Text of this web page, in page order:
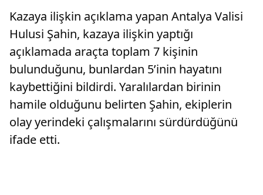
Kazaya ilişkin açıklama yapan Antalya Valisi
Hulusi Şahin, kazaya ilişkin yaptığı
açıklamada araçta toplam 7 kişinin
bulunduğunu, bunlardan 5’inin hayatını
kaybettiğini bildirdi. Yaralılardan birinin
hamile olduğunu belirten Şahin, ekiplerin
olay yerindeki çalışmalarını sürdürdüğünü
ifade etti.